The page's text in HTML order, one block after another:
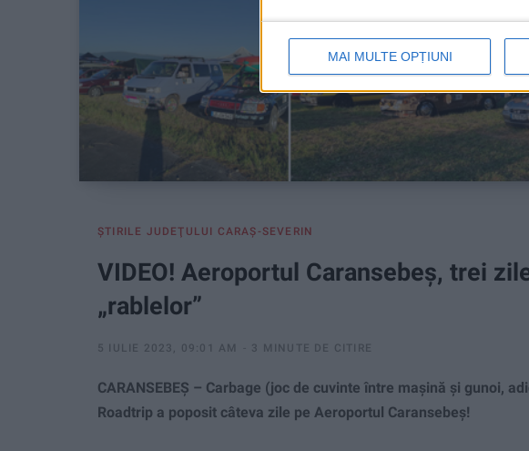
MAI MULTE OPȚIUNI
ŞTIRILE JUDEŢULUI CARAŞ-SEVERIN
VIDEO! Aeroportul Caransebeș, trei
„rablelor”
5 IULIE 2023, 09:01 AM 3 MINUTE DE CITIRE
CARANSEBEȘ – Carbage (joc de cuvinte între mașină și gunoi,
Roadtrip a poposit câteva zile pe Aeroportul Caransebeș!